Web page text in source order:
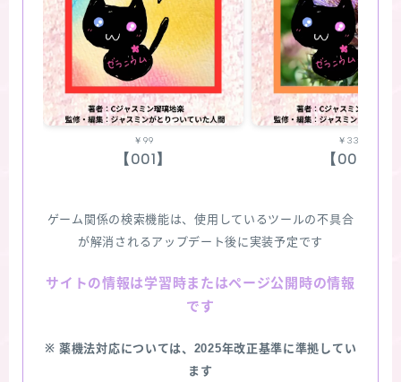
￥99
【001】
￥330
【002】
ゲーム関係の検索機能は、使用しているツールの不具合
が解消されるアップデート後に実装予定です
サイトの情報は学習時またはページ公開時の情報
です
※ 薬機法対応については、2025年改正基準に準拠してい
ます